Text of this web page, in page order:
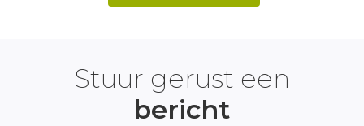
Stuur gerust een
bericht